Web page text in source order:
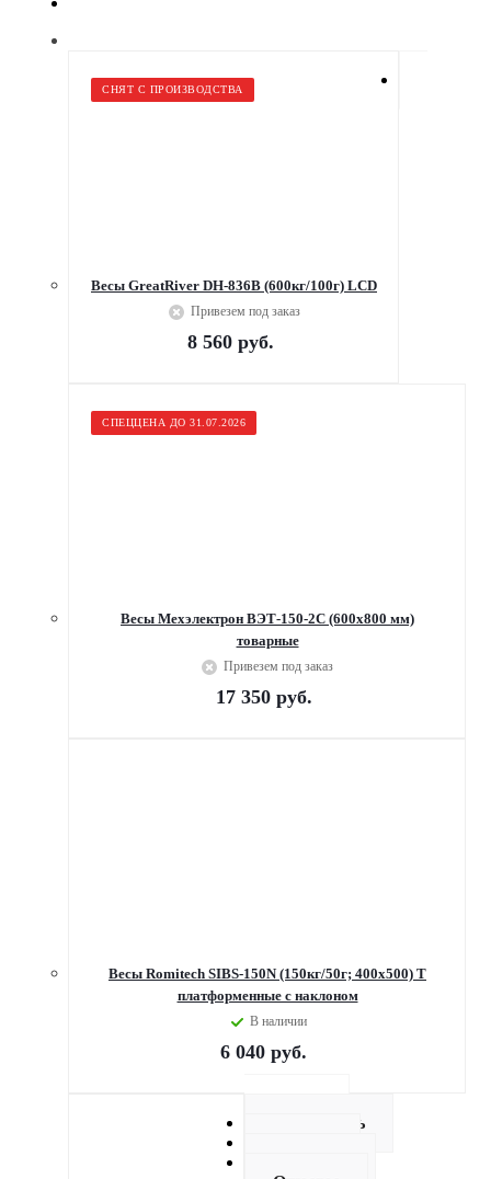
СНЯТ С ПРОИЗВОДСТВА
Весы GreatRiver DH-836В (600кг/100г) LCD
Привезем под заказ
8 560руб.
СПЕЦЦЕНА ДО 31.07.2026
Весы Мехэлектрон ВЭТ-150-2С (600х800 мм)
товарные
Привезем под заказ
17 350руб.
Весы Romitech SIBS-150N (150кг/50г; 400х500) Т
платформенные c наклоном
В наличии
6 040 руб.
Как купить